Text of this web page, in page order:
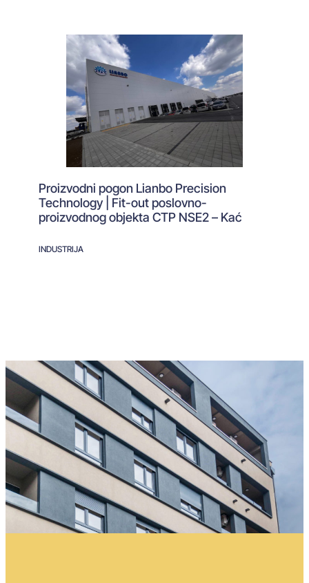
Proizvodni pogon Lianbo Precision
Technology | Fit-out poslovno-
proizvodnog objekta CTP NSE2 – Kać
INDUSTRIJA